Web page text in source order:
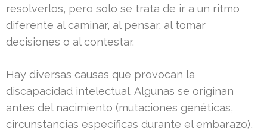
resolverlos, pero solo se trata de ir a un ritmo
diferente al caminar, al pensar, al tomar
decisiones o al contestar.
Hay diversas causas que provocan la
discapacidad intelectual. Algunas se originan
antes del nacimiento (mutaciones genéticas,
circunstancias específicas durante el embarazo),